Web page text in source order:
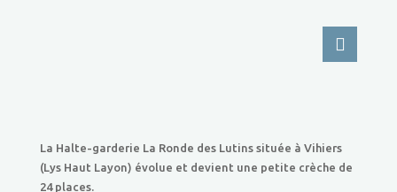
La Halte-garderie La Ronde des Lutins située à Vihiers
(Lys Haut Layon) évolue et devient une petite crèche de
24 places.